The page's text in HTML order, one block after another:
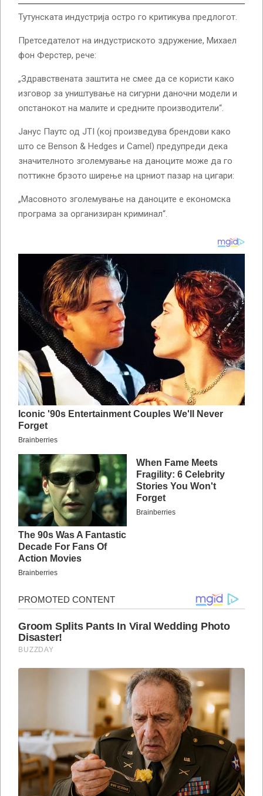
Тутунската индустрија остро го критикува предлогот.
Претседателот на индустриското здружение, Михаел
фон Ферстер, рече:
„Здравствената заштита не смее да се користи како
изговор за уништување на сигурни даночни модели и
опстанокот на малите и средните производители“.
Јанус Паутс од JTI (кој произведува брендови како
што се Benson & Hedges и Camel) предупреди дека
значителното зголемување на даноците може да го
поттикне брзото ширење на црниот пазар на цигари:
„Масовното зголемување на даноците е економска
програма за организиран криминал“.